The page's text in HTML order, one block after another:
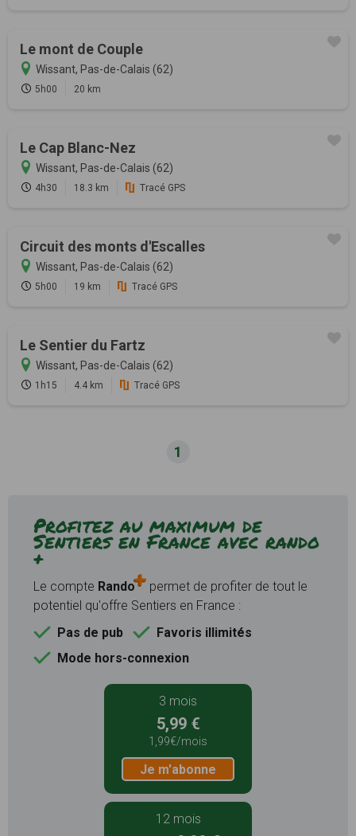
Le mont de Couple
Wissant, Pas-de-Calais (62)
5h00 20 km
Le Cap Blanc-Nez
Wissant, Pas-de-Calais (62)
4h30 18.3 km Tracé GPS
Circuit des monts d'Escalles
Wissant, Pas-de-Calais (62)
5h00 19 km Tracé GPS
Le Sentier du Fartz
Wissant, Pas-de-Calais (62)
1h15 4.4 km Tracé GPS
1
Profitez au maximum de
Sentiers en France avec rando
+
Le compte Rando
permet de profiter de tout le
potentiel qu'offre Sentiers en France :
Pas de pub
Favoris illimités
Mode hors-connexion
3 mois
5,99 €
1,99€/mois
Je m'abonne
12 mois